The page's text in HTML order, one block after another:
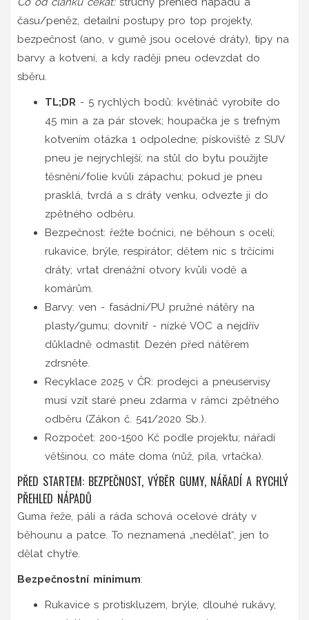
času/peněz, detailní postupy pro top projekty,
bezpečnost (ano, v gumě jsou ocelové dráty), tipy na
barvy a kotvení, a kdy raději pneu odevzdat do
sběru.
TL;DR - 5 rychlých bodů: květináč vyrobíte do
45 min a za pár stovek; houpačka je s trefným
kotvením otázka 1 odpoledne; pískoviště z SUV
pneu je nejrychlejší; na stůl do bytu použijte
těsnění/folie kvůli zápachu; pokud je pneu
prasklá, tvrdá a s dráty venku, odvezte ji do
zpětného odběru.
Bezpečnost: řežte bočnici, ne běhoun s ocelí;
rukavice, brýle, respirátor; dětem nic s trčícími
dráty; vrtat drenážní otvory kvůli vodě a
komárům.
Barvy: ven - fasádní/PU pružné nátěry na
plasty/gumu; dovnitř - nízké VOC a nejdřív
důkladně odmastit. Dezén před nátěrem
zdrsněte.
Recyklace 2025 v ČR: prodejci a pneuservisy
musí vzít staré pneu zdarma v rámci zpětného
odběru (Zákon č. 541/2020 Sb.).
Rozpočet: 200-1500 Kč podle projektu; nářadí
většinou, co máte doma (nůž, pila, vrtačka).
PŘED STARTEM: BEZPEČNOST, VÝBĚR GUMY, NÁŘADÍ A RYCHLÝ
PŘEHLED NÁPADŮ
Guma řeže, pálí a ráda schová ocelové dráty v
běhounu a patce. To neznamená „nedělat“, jen to
dělat chytře.
Bezpečnostní minimum:
Rukavice s protiskluzem, brýle, dlouhé rukávy,